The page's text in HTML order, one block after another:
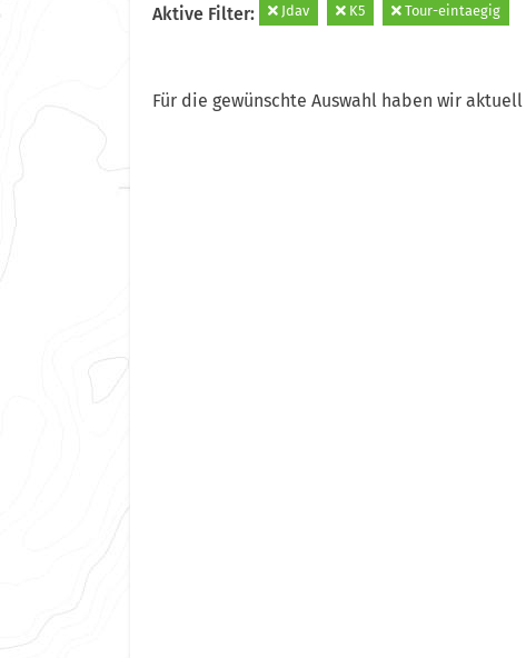
Aktive Filter: Jdav K5 Tour-eintaegig
Für die gewünschte Auswahl haben wir